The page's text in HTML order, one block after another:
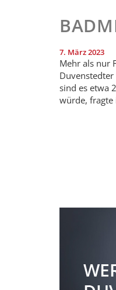
7. März 2023
Mehr als nur
sind es etwa
würde, fragte